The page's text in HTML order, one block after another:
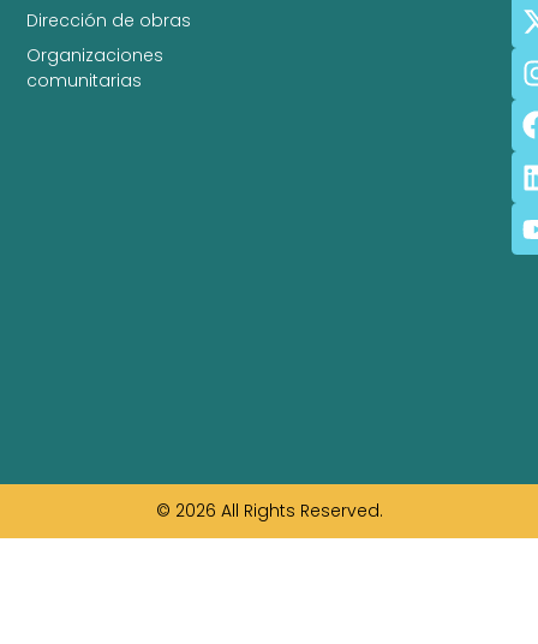
Dirección de obras
Organizaciones
comunitarias
© 2026 All Rights Reserved.